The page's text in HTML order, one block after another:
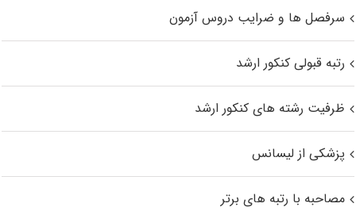
سرفصل ها و ضرایب دروس آزمون
رتبه قبولی کنکور ارشد
ظرفیت رشته های کنکور ارشد
پزشکی از لیسانس
مصاحبه با رتبه های برتر